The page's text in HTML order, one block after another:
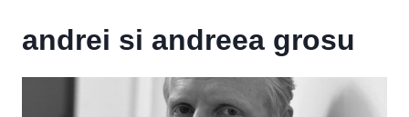
andrei si andreea grosu